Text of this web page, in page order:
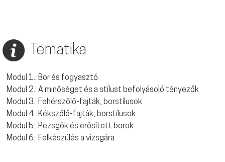
Tematika
Modul 1.: Bor és fogyasztó
Modul 2.: A minőséget és a stílust befolyásoló tényezők
Modul 3.: Fehérszőlő-fajták, borstílusok
Modul 4.: Kékszőlő-fajták, borstílusok
Modul 5.: Pezsgők és erősített borok
Modul 6.: Felkészülés a vizsgára